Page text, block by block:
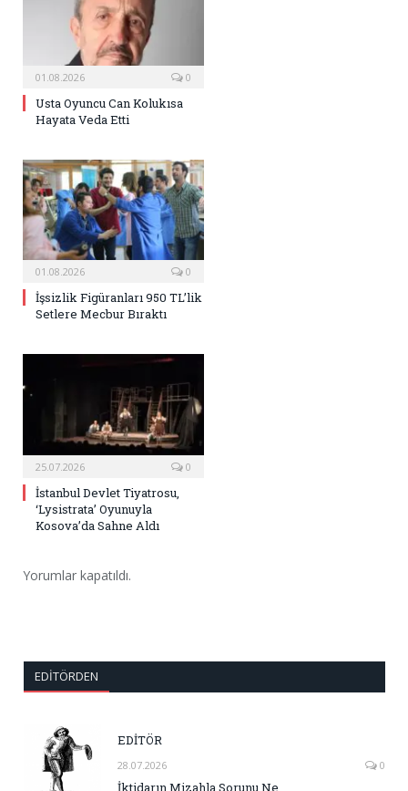
01.08.2026 0
Usta Oyuncu Can Kolukısa
Hayata Veda Etti
01.08.2026 0
İşsizlik Figüranları 950 TL’lik
Setlere Mecbur Bıraktı
25.07.2026 0
İstanbul Devlet Tiyatrosu,
‘Lysistrata’ Oyunuyla
Kosova’da Sahne Aldı
Yorumlar kapatıldı.
EDITÖRDEN
EDİTÖR
28.07.2026 0
İktidarın Mizahla Sorunu Ne